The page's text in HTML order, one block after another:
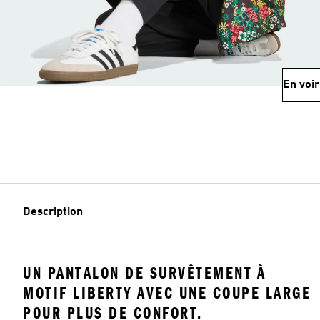
En
Description
UN PANTALON DE SURVÊTEMENT À
MOTIF LIBERTY AVEC UNE COUPE LARGE
POUR PLUS DE CONFORT.